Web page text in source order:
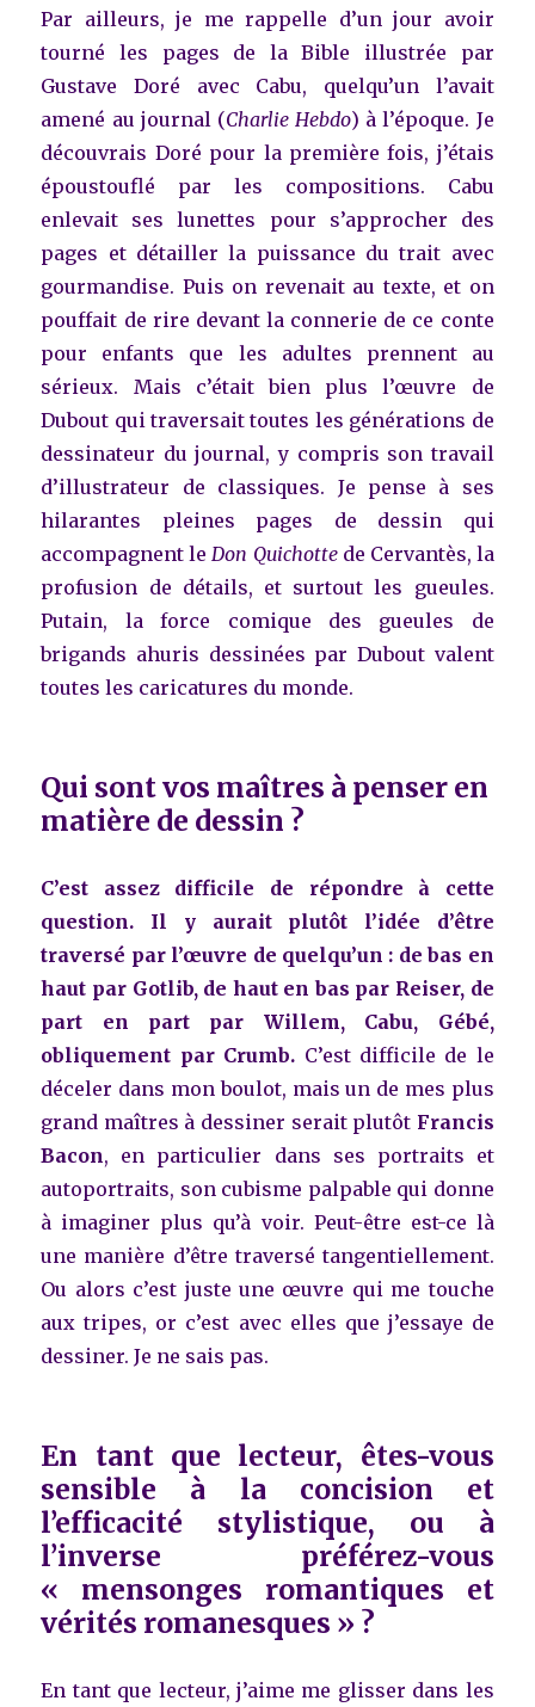
Par ailleurs, je me rappelle d’un jour avoir
tourné les pages de la Bible illustrée par
Gustave Doré avec Cabu, quelqu’un l’avait
amené au journal (Charlie Hebdo) à l’époque. Je
découvrais Doré pour la première fois, j’étais
époustouflé par les compositions. Cabu
enlevait ses lunettes pour s’approcher des
pages et détailler la puissance du trait avec
gourmandise. Puis on revenait au texte, et on
pouffait de rire devant la connerie de ce conte
pour enfants que les adultes prennent au
sérieux. Mais c’était bien plus l’œuvre de
Dubout qui traversait toutes les générations de
dessinateur du journal, y compris son travail
d’illustrateur de classiques. Je pense à ses
hilarantes pleines pages de dessin qui
accompagnent leDon Quichottede Cervantès, la
profusion de détails, et surtout les gueules.
Putain, la force comique des gueules de
brigands ahuris dessinées par Dubout valent
toutes les caricatures du monde.
Qui sont vos maîtres à penser en
matière de dessin ?
C’est assez difficile de répondre à cette
question. Il y aurait plutôt l’idée d’être
traversé par l’œuvre de quelqu’un : de bas en
haut par Gotlib, de haut en bas par Reiser, de
part en part par Willem, Cabu, Gébé,
obliquement par Crumb. C’est difficile de le
déceler dans mon boulot, mais un de mes plus
grand maîtres à dessiner serait plutôt Francis
Bacon, en particulier dans ses portraits et
autoportraits, son cubisme palpable qui donne
à imaginer plus qu’à voir. Peut-être est-ce là
une manière d’être traversé tangentiellement.
Ou alors c’est juste une œuvre qui me touche
aux tripes, or c’est avec elles que j’essaye de
dessiner. Je ne sais pas.
En tant que lecteur, êtes-vous
sensible à la concision et
l’efficacité stylistique, ou à
l’inverse préférez-vous
« mensonges romantiques et
vérités romanesques » ?
En tant que lecteur, j’aime me glisser dans les